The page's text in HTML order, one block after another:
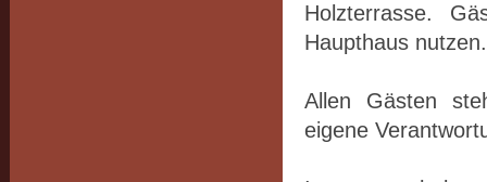
Holzterrasse.
Haupthaus nutzen.
Allen Gästen
eigene